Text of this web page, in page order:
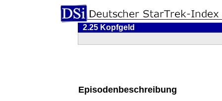
2.25 Kopfgeld
Episodenbeschreibung